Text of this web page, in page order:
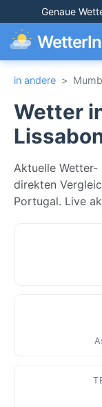
Genaue
in andere >
Wetter
Aktuelle Wetter-
direkten
Portugal. Live